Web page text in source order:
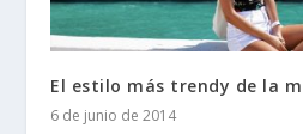
El estilo más trendy de la
6 de junio de 2014